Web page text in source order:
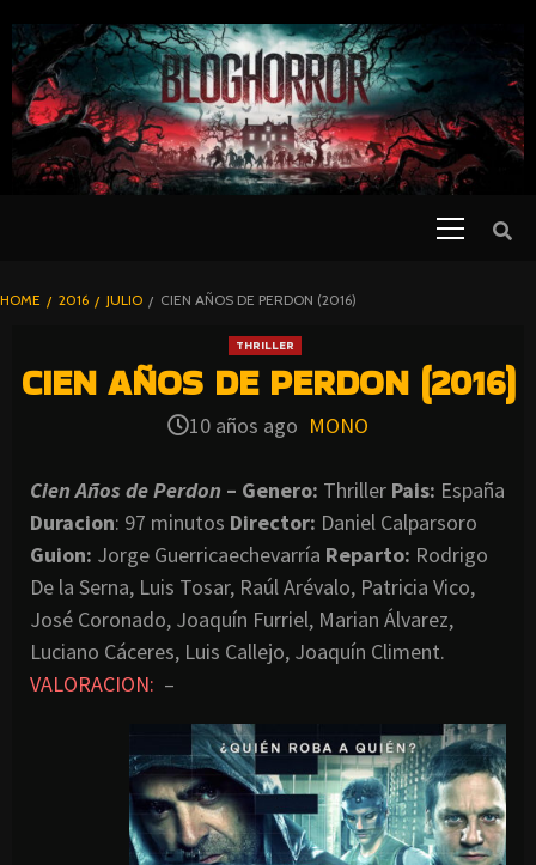
TO
CONTENT
BLOGHORROR
HOME 2016 JULIO CIEN AÑOS DE PERDON (2016)
THRILLER
CIEN AÑOS DE PERDON (2016)
10 años ago MONO
Cien Años de Perdon – Genero: Thriller Pais: España
Duracion: 97 minutos Director: Daniel Calparsoro
Guion: Jorge Guerricaechevarría Reparto: Rodrigo
De la Serna, Luis Tosar, Raúl Arévalo, Patricia Vico,
José Coronado, Joaquín Furriel, Marian Álvarez,
Luciano Cáceres, Luis Callejo, Joaquín Climent.
VALORACION: –